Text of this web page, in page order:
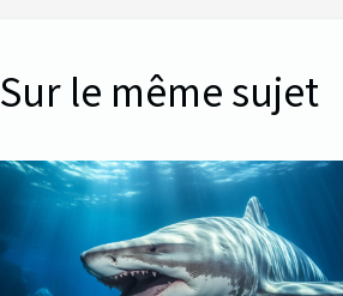
Sur le même sujet